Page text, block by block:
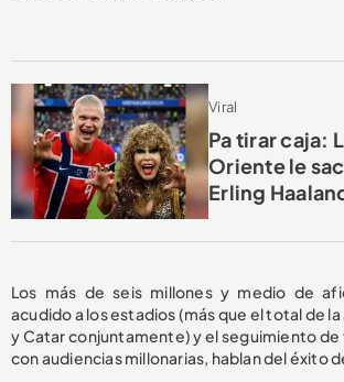
Viral
Pa tirar caja:
Oriente le
Erling
Los más de seis millones y medio de
acudido a los estadios (más que el total de la
y Catar conjuntamente) y el seguimiento
con audiencias millonarias, hablan del éxito